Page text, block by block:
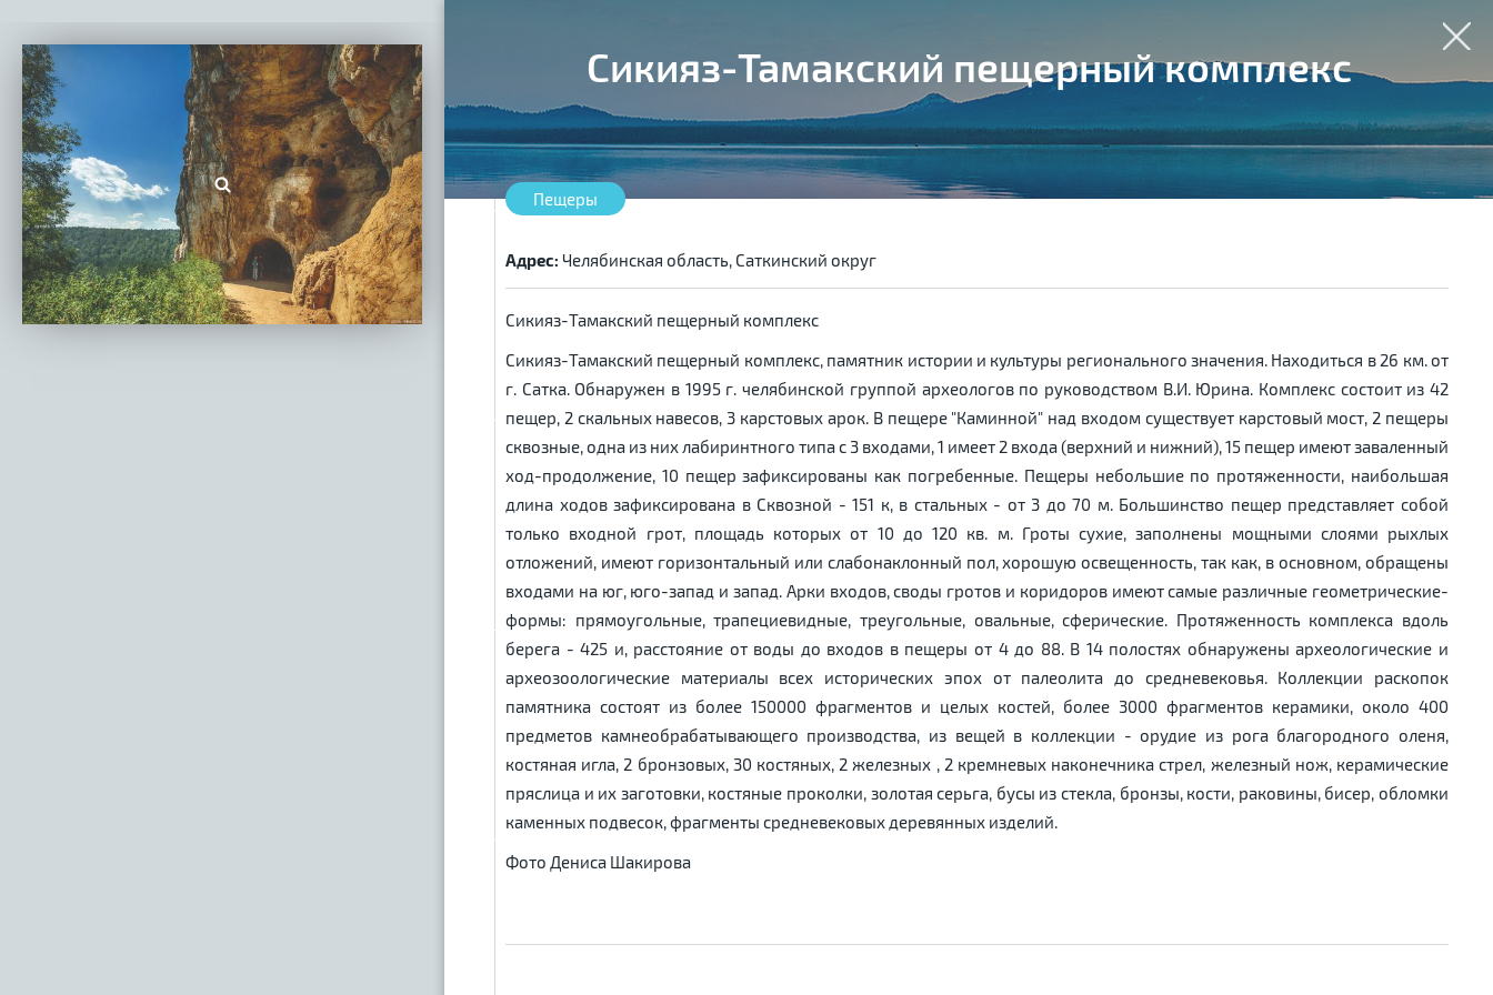
Сикияз-Тамакский пещерный комплекс
Пещеры
Адрес: Челябинская область, Саткинский округ
Сикияз-Тамакский пещерный комплекс
Сикияз-Тамакский пещерный комплекс, памятник истории и культуры регионального значения. Находиться в 26 км. от
г. Сатка. Обнаружен в 1995 г. челябинской группой археологов по руководством В.И. Юрина. Комплекс состоит из 42
пещер, 2 скальных навесов, 3 карстовых арок. В пещере "Каминной" над входом существует карстовый мост, 2 пещеры
сквозные, одна из них лабиринтного типа с 3 входами, 1 имеет 2 входа (верхний и нижний), 15 пещер имеют заваленный
ход-продолжение, 10 пещер зафиксированы как погребенные. Пещеры небольшие по протяженности, наибольшая
длина ходов зафиксирована в Сквозной - 151 к, в стальных - от 3 до 70 м. Большинство пещер представляет собой
только входной грот, площадь которых от 10 до 120 кв. м. Гроты сухие, заполнены мощными слоями рыхлых
отложений, имеют горизонтальный или слабонаклонный пол, хорошую освещенность, так как, в основном, обращены
входами на юг, юго-запад и запад. Арки входов, своды гротов и коридоров имеют самые различные геометрические-
формы: прямоугольные, трапециевидные, треугольные, овальные, сферические. Протяженность комплекса вдоль
берега - 425 и, расстояние от воды до входов в пещеры от 4 до 88. В 14 полостях обнаружены археологические и
археозоологические материалы всех исторических эпох от палеолита до средневековья. Коллекции раскопок
памятника состоят из более 150000 фрагментов и целых костей, более 3000 фрагментов керамики, около 400
предметов камнеобрабатывающего производства, из вещей в коллекции - орудие из рога благородного оленя,
костяная игла, 2 бронзовых, 30 костяных, 2 железных , 2 кремневых наконечника стрел, железный нож, керамические
пряслица и их заготовки, костяные проколки, золотая серьга, бусы из стекла, бронзы, кости, раковины, бисер, обломки
каменных подвесок, фрагменты средневековых деревянных изделий.
Фото Дениса Шакирова